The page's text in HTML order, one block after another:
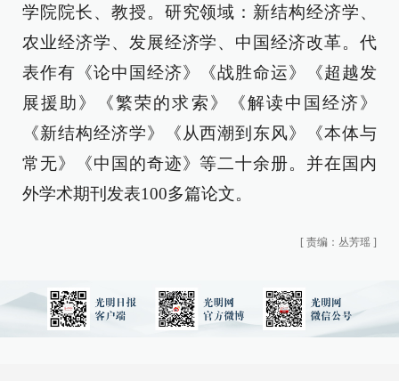
学院院长、教授。研究领域：新结构经济学、
农业经济学、发展经济学、中国经济改革。代
表作有《论中国经济》《战胜命运》《超越发
展援助》《繁荣的求索》《解读中国经济》
《新结构经济学》《从西潮到东风》《本体与
常无》《中国的奇迹》等二十余册。并在国内
外学术期刊发表100多篇论文。
[ 责编：丛芳瑶 ]